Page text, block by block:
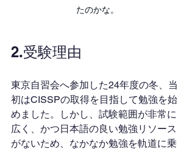
たのかな。
2.受験理由
東京自習会へ参加した24年度の冬、当
初はCISSPの取得を目指して勉強を始
めました。しかし、試験範囲が非常に
広く、かつ日本語の良い勉強リソース
がないため、なかなか勉強を軌道に乗